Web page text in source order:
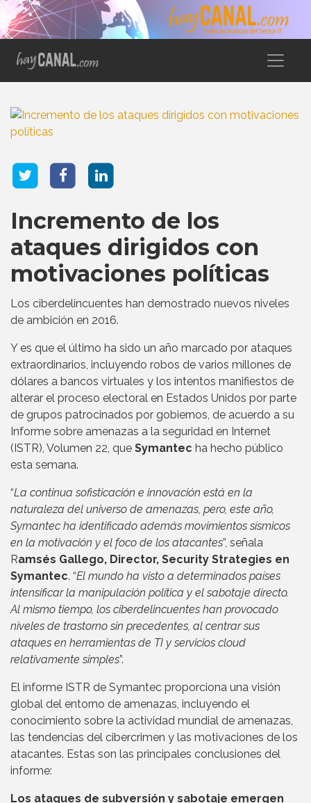
Incremento de los
ataques dirigidos con
motivaciones políticas
Los ciberdelincuentes han demostrado nuevos niveles
de ambición en 2016.
Y es que el último ha sido un año marcado por ataques
extraordinarios, incluyendo robos de varios millones de
dólares a bancos virtuales y los intentos manifiestos de
alterar el proceso electoral en Estados Unidos por parte
de grupos patrocinados por gobiernos, de acuerdo a su
Informe sobre amenazas a la seguridad en Internet
(ISTR), Volumen 22, que Symantec ha hecho público
esta semana.
“La continua sofisticación e innovación está en la
naturaleza del universo de amenazas, pero, este año,
Symantec ha identificado además movimientos sísmicos
en la motivación y el foco de los atacantes”, señala
Ramsés Gallego, Director, Security Strategies en
Symantec. “El mundo ha visto a determinados países
intensificar la manipulación política y el sabotaje directo.
Al mismo tiempo, los ciberdelincuentes han provocado
niveles de trastorno sin precedentes, al centrar sus
ataques en herramientas de TI y servicios cloud
relativamente simples”.
El informe ISTR de Symantec proporciona una visión
global del entorno de amenazas, incluyendo el
conocimiento sobre la actividad mundial de amenazas,
las tendencias del cibercrimen y las motivaciones de los
atacantes. Estas son las principales conclusiones del
informe:
Los ataques de subversión y sabotaje emergen